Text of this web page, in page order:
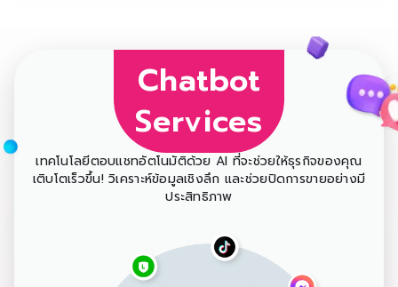
Chatbot
Services
เทคโนโลยีตอบแชทอัตโนมัติด้วย AI ที่จะช่วยให้ธุรกิจของคุณ
เติบโตเร็วขึ้น! วิเคราะห์ข้อมูลเชิงลึก และช่วยปิดการขายอย่างมี
ประสิทธิภาพ